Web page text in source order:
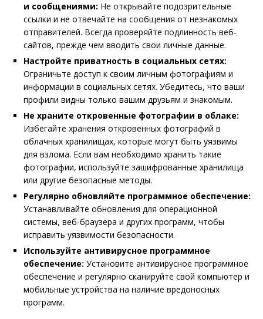
и сообщениями: Не открывайте подозрительные
ссылки и не отвечайте на сообщения от незнакомых
отправителей. Всегда проверяйте подлинность веб-
сайтов, прежде чем вводить свои личные данные.
Настройте приватность в социальных сетях:
Ограничьте доступ к своим личным фотографиям и
информации в социальных сетях. Убедитесь, что ваши
профили видны только вашим друзьям и знакомым.
Не храните откровенные фотографии в облаке:
Избегайте хранения откровенных фотографий в
облачных хранилищах, которые могут быть уязвимы
для взлома. Если вам необходимо хранить такие
фотографии, используйте зашифрованные хранилища
или другие безопасные методы.
Регулярно обновляйте программное обеспечение:
Устанавливайте обновления для операционной
системы, веб-браузера и других программ, чтобы
исправить уязвимости безопасности.
Используйте антивирусное программное
обеспечение: Установите антивирусное программное
обеспечение и регулярно сканируйте свой компьютер и
мобильные устройства на наличие вредоносных
программ.